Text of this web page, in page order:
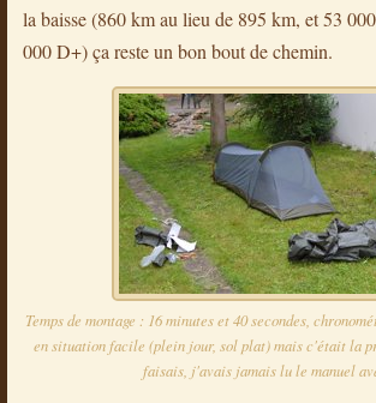
la baisse (860 km au lieu de 895 km, et 53
000 D+) ça reste un bon bout de chemin.
Temps de montage : 16 minutes et 40 secondes,
en situation facile (plein jour, sol plat) mais c'était la
faisais, j'avais jamais lu le manuel